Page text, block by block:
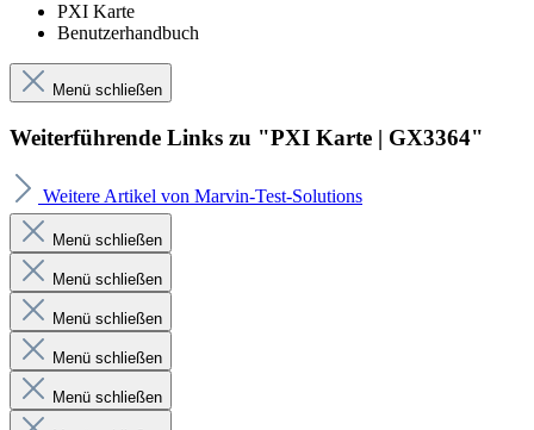
PXI Karte
Benutzerhandbuch
Menü schließen
Weiterführende Links zu "PXI Karte | GX3364"
Weitere Artikel von Marvin-Test-Solutions
Menü schließen
Menü schließen
Menü schließen
Menü schließen
Menü schließen